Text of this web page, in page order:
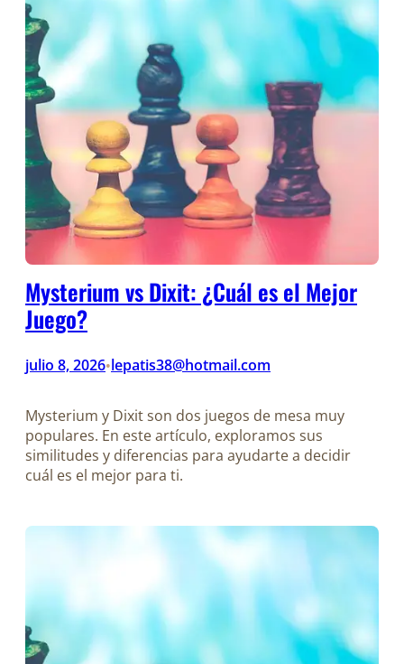
Mysterium vs Dixit: ¿Cuál es el Mejor
Juego?
julio 8, 2026•lepatis38@hotmail.com
Mysterium y Dixit son dos juegos de mesa muy
populares. En este artículo, exploramos sus
similitudes y diferencias para ayudarte a decidir
cuál es el mejor para ti.